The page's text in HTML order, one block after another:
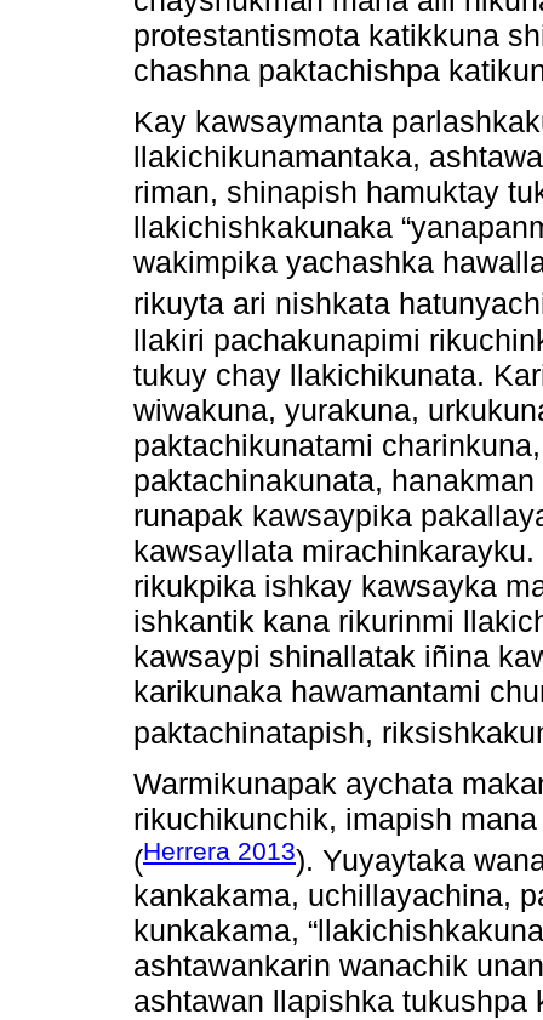
protestantismota katikkuna
chashna paktachishpa
Kay kawsaymanta
llakichikunamantaka,
riman, shinapish hamuktay
llakichishkakunaka
wakimpika yachashka
rikuyta ari nishkata
llakiri pachakunapimi
tukuy chay llakichikunata.
wiwakuna, yurakuna,
paktachikunatami
paktachinakunata,
runapak kawsaypika
kawsayllata
rikukpika ishkay kawsayka
ishkantik kana rikurinmi
kawsaypi shinallatak iñina
karikunaka hawamantami
paktachinatapish,
Warmikunapak aychata
rikuchikunchik, imapish
(Herrera 2013). Yuyaytaka
kankakama, uchillayachina,
kunkakama,
ashtawankarin wanachik
ashtawan llapishka tukushpa